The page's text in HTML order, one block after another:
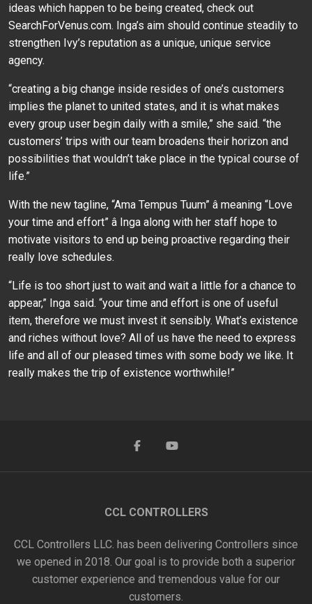
ideas which happen to be being created, check out
SearchForVenus.com. Inga’s aim should continue steadily to
strengthen Ivy’s reputation as a unique, unique service
agency.
“creating a big change inside resides of one’s customers
implies the planet to united states, and it is what makes
every group user begin daily with a smile,” she said. “the
customers’ trips with our team broadens their horizon and
possibilities that wouldn’t take place in the typical course of
life.”
With the new tagline, “Ama Tempus Tuum” â meaning “Love
your time and effort” â Inga along with her staff hope to
motivate visitors to end up being proactive regarding their
really love schedules.
“Life is too short just to wait and wait a little for a chance to
appear,” Inga said. “your time and effort is one of useful
item, therefore we must invest it sensibly. What’s existence
and riches without love? All of us have the need to express
life and all of our pleased times with some body we like. It
really makes the trip of existence worthwhile!”
CCL CONTROLLERS
CCL Controllers LLC. has been delivering Controllers since
we opened in 2018. Our goal is to provide both a superior
customer experience and tremendous value for our
customers.